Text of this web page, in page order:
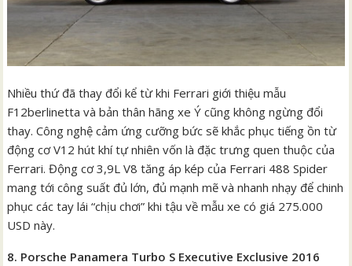
Nhiều thứ đã thay đổi kể từ khi Ferrari giới thiệu mẫu
F12berlinetta và bản thân hãng xe Ý cũng không ngừng đổi
thay. Công nghệ cảm ứng cưỡng bức sẽ khắc phục tiếng ồn từ
động cơ V12 hút khí tự nhiên vốn là đặc trưng quen thuộc của
Ferrari. Động cơ 3,9L V8 tăng áp kép của Ferrari 488 Spider
mang tới công suất đủ lớn, đủ mạnh mẽ và nhanh nhạy để chinh
phục các tay lái “chịu chơi” khi tậu về mẫu xe có giá 275.000
USD này.
8. Porsche Panamera Turbo S Executive Exclusive 2016